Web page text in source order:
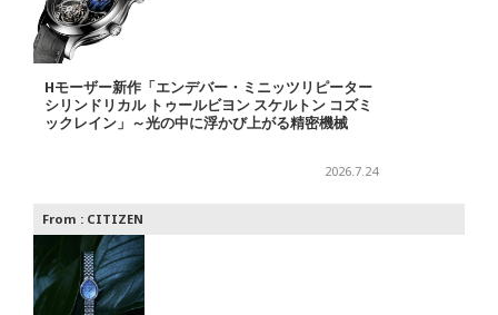
Hモーザー新作「エンデバー・ミニッツリピーター
シリンドリカル トゥールビヨン スケルトン コズミ
ックレイン」～光の中に浮かび上がる精密機械
2026.7.24
From : CITIZEN